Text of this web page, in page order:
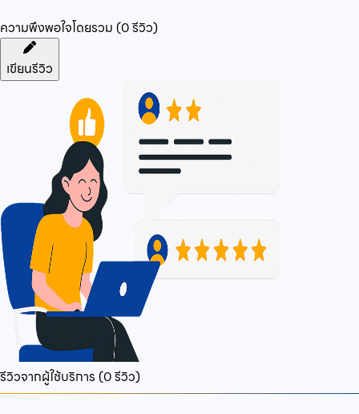
ความพึงพอใจโดยรวม (0รีวิว)
เขียนรีวิว
รีวิวจากผู้ใช้บริการ (0รีวิว)